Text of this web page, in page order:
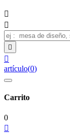




artículo(0)
Carrito
0
